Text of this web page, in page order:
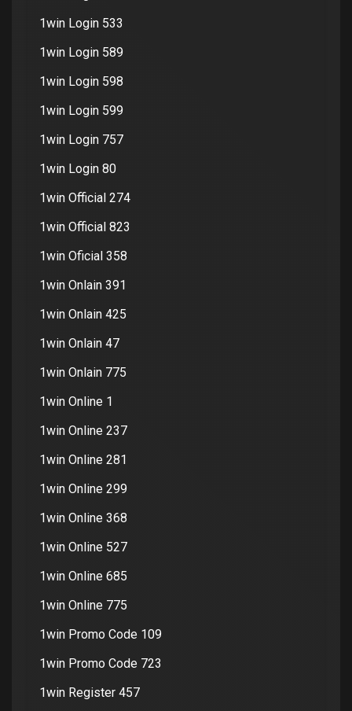
1win Login 533
1win Login 589
1win Login 598
1win Login 599
1win Login 757
1win Login 80
1win Official 274
1win Official 823
1win Oficial 358
1win Onlain 391
1win Onlain 425
1win Onlain 47
1win Onlain 775
1win Online 1
1win Online 237
1win Online 281
1win Online 299
1win Online 368
1win Online 527
1win Online 685
1win Online 775
1win Promo Code 109
1win Promo Code 723
1win Register 457